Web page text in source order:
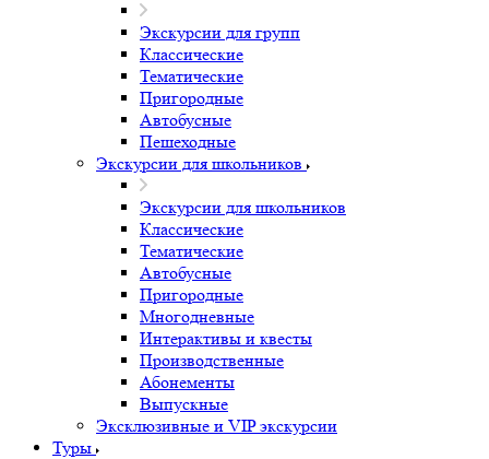
Экскурсии для групп
Классические
Тематические
Пригородные
Автобусные
Пешеходные
Экскурсии для школьников
Экскурсии для школьников
Классические
Тематические
Автобусные
Пригородные
Многодневные
Интерактивы и квесты
Производственные
Абонементы
Выпускные
Эксклюзивные и VIP экскурсии
Туры